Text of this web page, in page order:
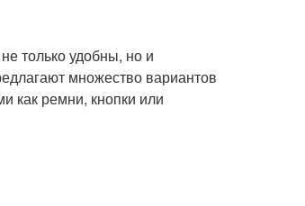
только удобны, но и
множество вариантов
как ремни, кнопки или